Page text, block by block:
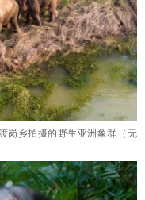
岗乡拍摄的野生亚洲象群（无